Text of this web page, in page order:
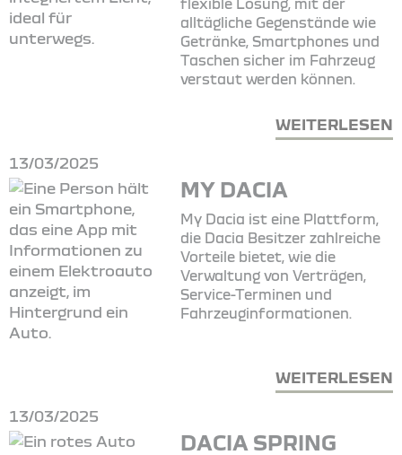
flexible Lösung, mit der
alltägliche Gegenstände wie
Getränke, Smartphones und
Taschen sicher im Fahrzeug
verstaut werden können.
WEITERLESEN
13/03/2025
MY DACIA
My Dacia ist eine Plattform,
die Dacia Besitzer zahlreiche
Vorteile bietet, wie die
Verwaltung von Verträgen,
Service-Terminen und
Fahrzeuginformationen.
WEITERLESEN
13/03/2025
DACIA SPRING